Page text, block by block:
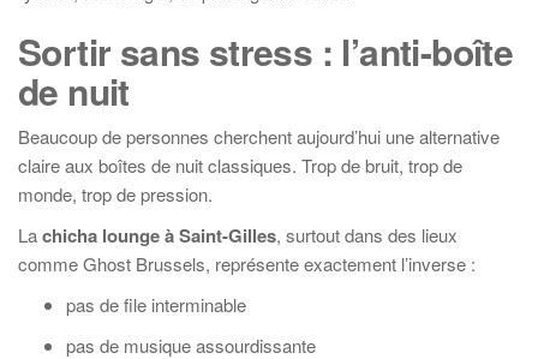
Sortir sans stress : l’anti-boîte
de nuit
Beaucoup de personnes cherchent aujourd’hui une alternative
claire aux boîtes de nuit classiques. Trop de bruit, trop de
monde, trop de pression.
Lachicha lounge à Saint-Gilles, surtout dans des lieux
comme Ghost Brussels, représente exactement l’inverse :
pas de file interminable
pas de musique assourdissante